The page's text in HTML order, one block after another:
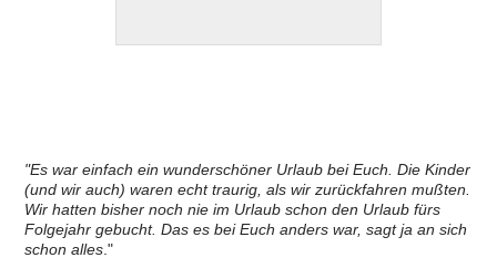
"Es war einfach ein wunderschöner Urlaub bei Euch. Die Kinder
(und wir auch) waren echt traurig, als wir zurückfahren mußten.
Wir hatten bisher noch nie im Urlaub schon den Urlaub fürs
Folgejahr gebucht. Das es bei Euch anders war, sagt ja an sich
schon alles ."